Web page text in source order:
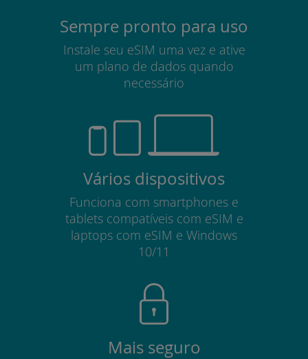
Sempre pronto para uso
Instale seu eSIM uma vez e ative
um plano de dados quando
necessário
Vários dispositivos
Funciona com smartphones e
tablets compatíveis com eSIM e
laptops com eSIM e Windows
10/11
Mais seguro